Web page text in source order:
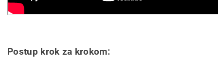
Postup krok za krokom: